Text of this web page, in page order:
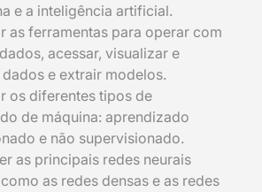
e a inteligência artificial.
as ferramentas para operar com
acessar, visualizar e
e extrair modelos.
os diferentes tipos de
de máquina: aprendizado
e não supervisionado.
as principais redes neurais
as redes densas e as redes